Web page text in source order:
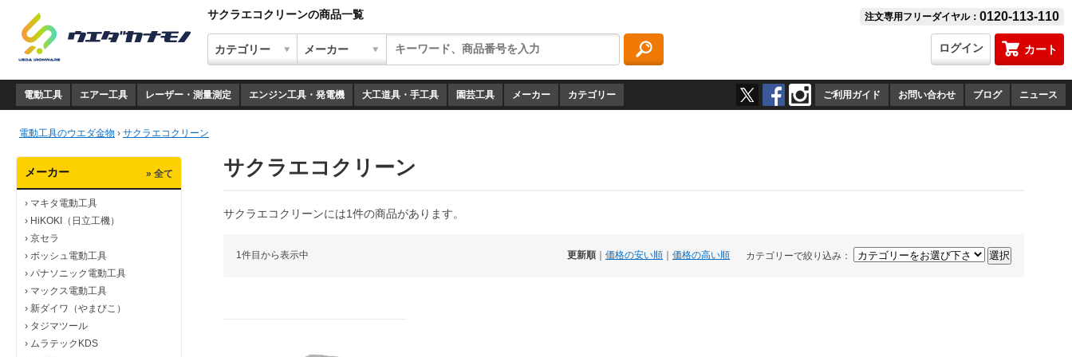
サクラエコクリーンの商品一覧 注文専用フリーダイヤル： 0120-113-110
カート
ログイン
電動工具 エアー工具 レーザー・測量測定 エンジン工具・発電機 大工道具・手工具 園芸工具 メーカー カテゴリー ご利用ガイド お問い合わせ ブログ ニュース
電動工具のウエダ金物 › サクラエコクリーン
メーカー » 全て
› マキタ電動工具
› HiKOKI（日立工機）
› 京セラ
› ボッシュ電動工具
› パナソニック電動工具
› マックス電動工具
› 新ダイワ（やまびこ）
› タジマツール
› ムラテックKDS
サクラエコクリーン
サクラエコクリーンには1件の商品があります。
1件目から表示中 カテゴリーで絞り込み：
更新順 価格の安い順 価格の高い順